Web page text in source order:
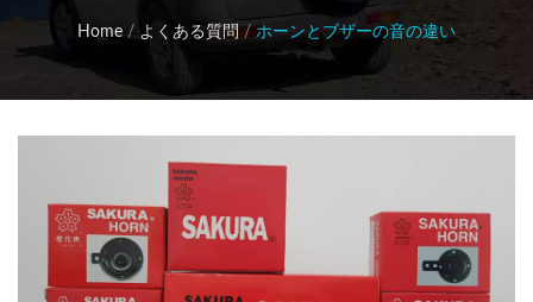
り、包括的な性能検証が行われています。
Home / よくある質問 / ホーンとブザーの音の違い